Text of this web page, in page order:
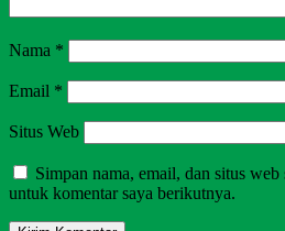
Nama *
Email *
Situs Web
Simpan nama, email, dan situs web
untuk komentar saya berikutnya.